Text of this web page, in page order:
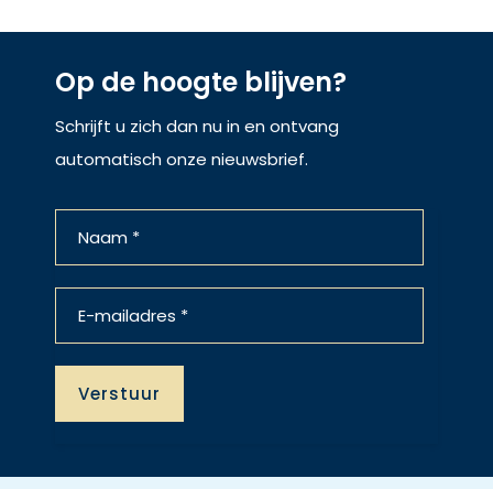
Op de hoogte blijven?
Schrijft u zich dan nu in en ontvang
automatisch onze nieuwsbrief.